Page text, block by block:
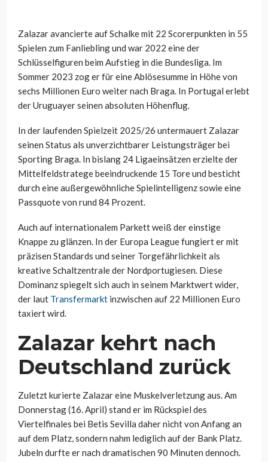
Zalazar avancierte auf Schalke mit 22 Scorerpunkten in 55
Spielen zum Fanliebling und war 2022 eine der
Schlüsselfiguren beim Aufstieg in die Bundesliga. Im
Sommer 2023 zog er für eine Ablösesumme in Höhe von
sechs Millionen Euro weiter nach Braga. In Portugal erlebt
der Uruguayer seinen absoluten Höhenflug.
In der laufenden Spielzeit 2025/26 untermauert Zalazar
seinen Status als unverzichtbarer Leistungsträger bei
Sporting Braga. In bislang 24 Ligaeinsätzen erzielte der
Mittelfeldstratege beeindruckende 15 Tore und besticht
durch eine außergewöhnliche Spielintelligenz sowie eine
Passquote von rund 84 Prozent.
Auch auf internationalem Parkett weiß der einstige
Knappe zu glänzen. In der Europa League fungiert er mit
präzisen Standards und seiner Torgefährlichkeit als
kreative Schaltzentrale der Nordportugiesen. Diese
Dominanz spiegelt sich auch in seinem Marktwert wider,
der laut Transfermarkt inzwischen auf 22 Millionen Euro
taxiert wird.
Zalazar kehrt nach
Deutschland zurück
Zuletzt kurierte Zalazar eine Muskelverletzung aus. Am
Donnerstag (16. April) stand er im Rückspiel des
Viertelfinales bei Betis Sevilla daher nicht von Anfang an
auf dem Platz, sondern nahm lediglich auf der Bank Platz.
Jubeln durfte er nach dramatischen 90 Minuten dennoch.